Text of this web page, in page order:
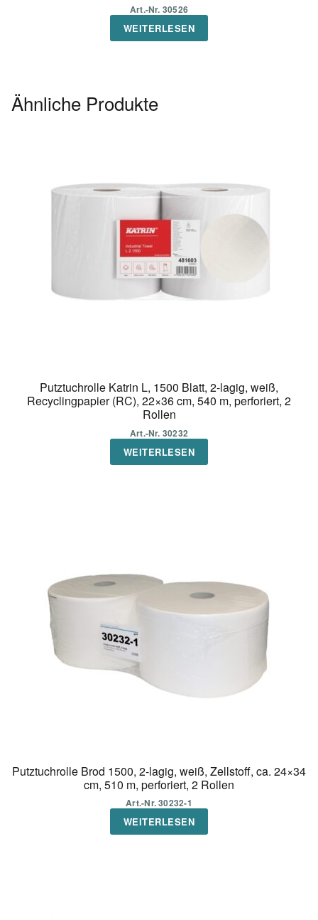
Art.-Nr. 30526
WEITERLESEN
Ähnliche Produkte
Putztuchrolle Katrin L, 1500 Blatt, 2-lagig, weiß,
Recyclingpapier (RC), 22×36 cm, 540 m, perforiert, 2
Rollen
Art.-Nr. 30232
WEITERLESEN
Putztuchrolle Brod 1500, 2-lagig, weiß, Zellstoff, ca. 24×34
cm, 510 m, perforiert, 2 Rollen
Art.-Nr. 30232-1
WEITERLESEN